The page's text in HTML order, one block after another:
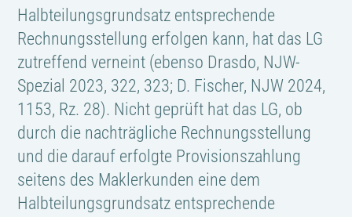
Halbteilungsgrundsatz entsprechende
Rechnungsstellung erfolgen kann, hat das LG
zutreffend verneint (ebenso Drasdo, NJW-
Spezial 2023, 322, 323; D. Fischer, NJW 2024,
1153, Rz. 28). Nicht geprüft hat das LG, ob
durch die nachträgliche Rechnungsstellung
und die darauf erfolgte Provisionszahlung
seitens des Maklerkunden eine dem
Halbteilungsgrundsatz entsprechende